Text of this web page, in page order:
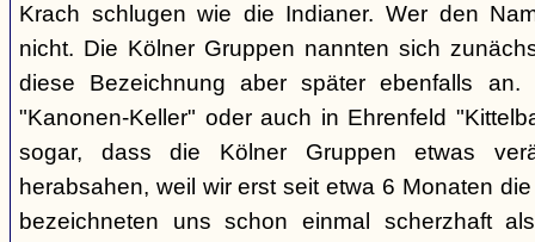
Krach schlugen wie die Indianer. Wer den
nicht. Die Kölner Gruppen nannten sich
diese Bezeichnung aber später ebenfalls
"Kanonen-Keller" oder auch in Ehrenfeld
sogar, dass die Kölner Gruppen etwas
herabsahen, weil wir erst seit etwa 6 Monaten
bezeichneten uns schon einmal scherzhaft